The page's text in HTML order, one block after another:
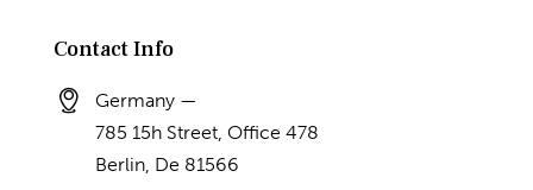
Contact Info
Germany —
785 15h Street, Office 478
Berlin, De 81566